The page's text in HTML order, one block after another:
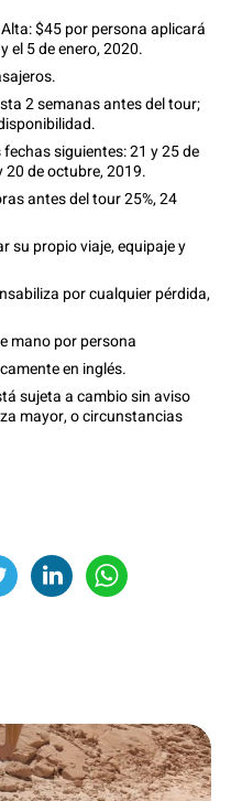
$45 por persona aplicará
el 5 de enero, 2020.
2 semanas antes del tour;
siguientes: 21 y 25 de
20 de octubre, 2019.
antes del tour 25%, 24
su propio viaje, equipaje y
por cualquier pérdida,
mano por persona
en inglés.
sujeta a cambio sin aviso
mayor, o circunstancias